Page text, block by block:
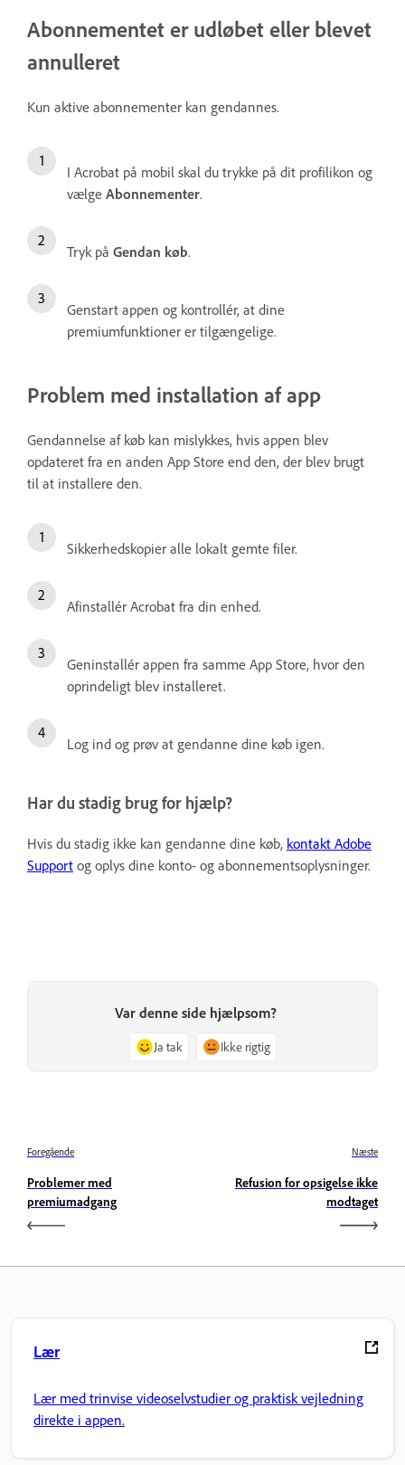
Abonnementet er udløbet eller blevet
annulleret
Kun aktive abonnementer kan gendannes.
I Acrobat på mobil skal du trykke på dit profilikon og
vælge Abonnementer.
Tryk på Gendan køb.
Genstart appen og kontrollér, at dine
premiumfunktioner er tilgængelige.
Problem med installation af app
Gendannelse af køb kan mislykkes, hvis appen blev
opdateret fra en anden App Store end den, der blev brugt
til at installere den.
Sikkerhedskopier alle lokalt gemte filer.
Afinstallér Acrobat fra din enhed.
Geninstallér appen fra samme App Store, hvor den
oprindeligt blev installeret.
Log ind og prøv at gendanne dine køb igen.
Har du stadig brug for hjælp?
Hvis du stadig ikke kan gendanne dine køb, kontakt Adobe
Support og oplys dine konto- og abonnementsoplysninger.
Var denne side hjælpsom?
Ja tak Ikke rigtig
Foregående
Problemer med
premiumadgang
Næste
Refusion for opsigelse ikke
modtaget
Lær
Lær med trinvise videoselvstudier og praktisk vejledning
direkte i appen.